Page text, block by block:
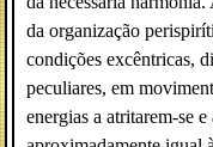
da organização
condições excêntricas,
peculiares, em
energias a atritarem-se